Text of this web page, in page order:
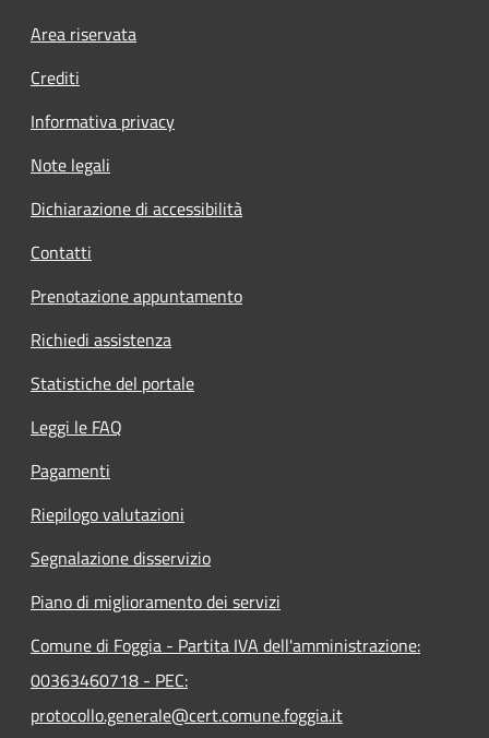
Footer menu
Area riservata
Crediti
Informativa privacy
Note legali
Dichiarazione di accessibilità
Contatti
Prenotazione appuntamento
Richiedi assistenza
Statistiche del portale
Leggi le FAQ
Pagamenti
Riepilogo valutazioni
Segnalazione disservizio
Piano di miglioramento dei servizi
Comune di Foggia - Partita IVA dell'amministrazione:
00363460718 - PEC:
protocollo.generale@cert.comune.foggia.it